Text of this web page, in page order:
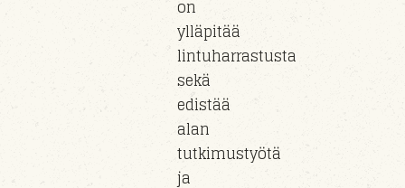
on
ylläpitää
lintuharrastusta
sekä
edistää
alan
tutkimustyötä
ja